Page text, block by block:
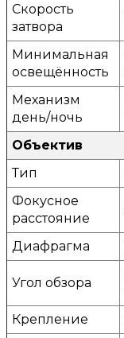
Скорость
затвора
Минимальная
освещённость
Механизм
день/ночь
Объектив
Тип
Фокусное
расстояние
Диафрагма
Угол обзора
Крепление